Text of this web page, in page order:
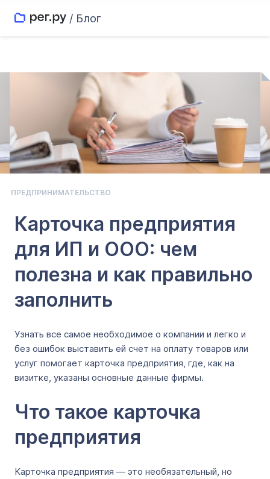
/ Блог
ПРЕДПРИНИМАТЕЛЬСТВО
Карточка предприятия
для ИП и ООО: чем
полезна и как правильно
заполнить
Узнать все самое необходимое о компании и легко и
без ошибок выставить ей счет на оплату товаров или
услуг помогает карточка предприятия, где, как на
визитке, указаны основные данные фирмы.
Что такое карточка
предприятия
Карточка предприятия — это необязательный, но